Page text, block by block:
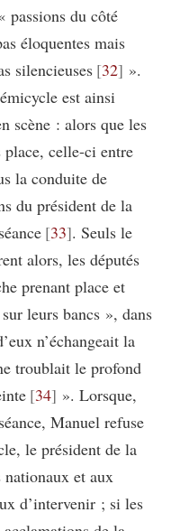
passions du côté
éloquentes mais
silencieuses 32 ».
est ainsi
scène : alors que les
celle-ci entre
la conduite de
du président de la
33 . Seuls le
alors, les députés
prenant place et
leurs bancs », dans
n’échangeait la
troublait le profond
34 ». Lorsque,
Manuel refuse
le président de la
nationaux et aux
d’intervenir ; si les